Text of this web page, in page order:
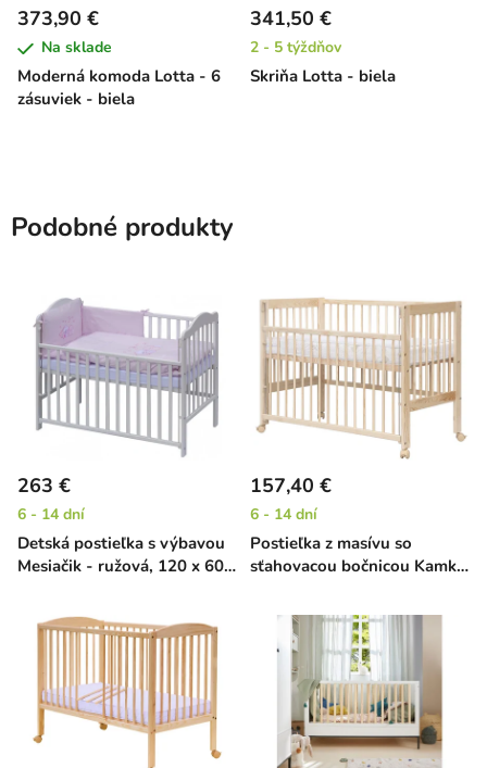
Moderná komoda Lotta - 6
zásuviek - biela
373,90 €
Na sklade
Skriňa Lotta - biela
341,50 €
2 - 5 týždňov
Podobné produkty
Detská postieľka s výbavou
Mesiačik - ružová, 120 x 60
263 €
6 - 14 dní
Postieľka z masívu so
sťahovacou bočnicou Kamka
157,40 €
6 - 14 dní